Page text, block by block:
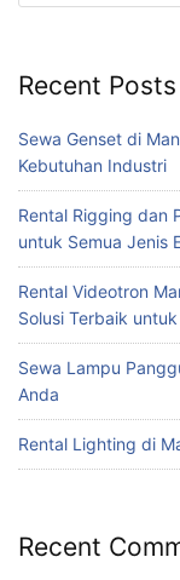
Recent Posts
Sewa Genset di
Kebutuhan Industri
Rental Rigging dan
untuk Semua Jenis
Rental Videotron
Solusi Terbaik
Sewa Lampu
Anda
Rental Lighting di
Recent